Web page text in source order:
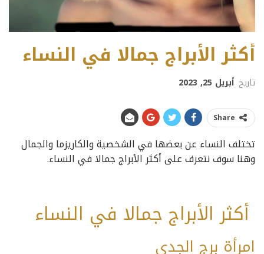
أكثر الأبراج جمالا في النساء
تاريخ أبريل 25, 2023
Share
تختلف النساء عن بعضها في الشخصية والكاريزما والجمال
وهنا سوف نتعرف على أكثر الأبراج جمالا في النساء.
أكثر الأبراج جمالا في النساء
امرأة برج الجدي